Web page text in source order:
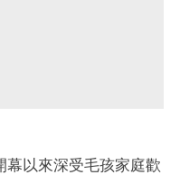
幕以來深受毛孩家庭歡